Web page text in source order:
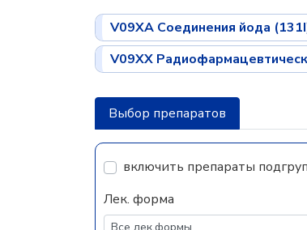
V09XA Соединения йода
V09XX
Выбор препаратов
включить препараты
Лек. форма